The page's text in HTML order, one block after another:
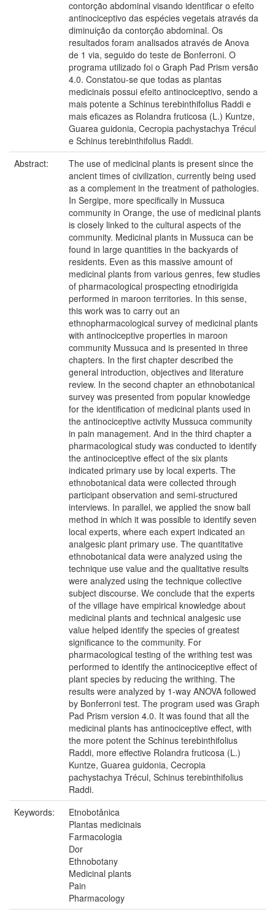
contorção abdominal visando identificar o efeito
antinociceptivo das espécies vegetais através da
diminuição da contorção abdominal. Os
resultados foram analisados através de Anova
de 1 via, seguido do teste de Bonferroni. O
programa utilizado foi o Graph Pad Prism versão
4.0. Constatou-se que todas as plantas
medicinais possui efeito antinociceptivo, sendo a
mais potente a Schinus terebinthifolius Raddi e
mais eficazes as Rolandra fruticosa (L.) Kuntze,
Guarea guidonia, Cecropia pachystachya Trécul
e Schinus terebinthifolius Raddi.
Abstract:
The use of medicinal plants is present since the
ancient times of civilization, currently being used
as a complement in the treatment of pathologies.
In Sergipe, more specifically in Mussuca
community in Orange, the use of medicinal plants
is closely linked to the cultural aspects of the
community. Medicinal plants in Mussuca can be
found in large quantities in the backyards of
residents. Even as this massive amount of
medicinal plants from various genres, few studies
of pharmacological prospecting etnodirigida
performed in maroon territories. In this sense,
this work was to carry out an
ethnopharmacological survey of medicinal plants
with antinociceptive properties in maroon
community Mussuca and is presented in three
chapters. In the first chapter described the
general introduction, objectives and literature
review. In the second chapter an ethnobotanical
survey was presented from popular knowledge
for the identification of medicinal plants used in
the antinociceptive activity Mussuca community
in pain management. And in the third chapter a
pharmacological study was conducted to identify
the antinociceptive effect of the six plants
indicated primary use by local experts. The
ethnobotanical data were collected through
participant observation and semi-structured
interviews. In parallel, we applied the snow ball
method in which it was possible to identify seven
local experts, where each expert indicated an
analgesic plant primary use. The quantitative
ethnobotanical data were analyzed using the
technique use value and the qualitative results
were analyzed using the technique collective
subject discourse. We conclude that the experts
of the village have empirical knowledge about
medicinal plants and technical analgesic use
value helped identify the species of greatest
significance to the community. For
pharmacological testing of the writhing test was
performed to identify the antinociceptive effect of
plant species by reducing the writhing. The
results were analyzed by 1-way ANOVA followed
by Bonferroni test. The program used was Graph
Pad Prism version 4.0. It was found that all the
medicinal plants has antinociceptive effect, with
the more potent the Schinus terebinthifolius
Raddi, more effective Rolandra fruticosa (L.)
Kuntze, Guarea guidonia, Cecropia
pachystachya Trécul, Schinus terebinthifolius
Raddi.
Keywords:
Etnobotânica
Plantas medicinais
Farmacologia
Dor
Ethnobotany
Medicinal plants
Pain
Pharmacology